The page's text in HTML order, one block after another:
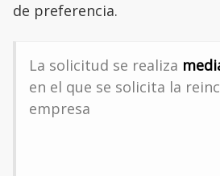
de preferencia.
La solicitud se realiza
en el que se solicita la
empresa